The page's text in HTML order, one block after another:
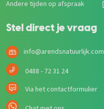
Andere tijden op afspraak
Stel direct je vraag
info@arendsnatuurlijk.com
0488 - 72 31 24
Via het contactformulier